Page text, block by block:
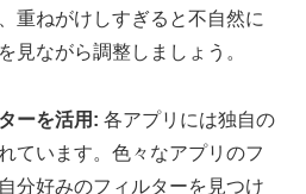
重ねがけしすぎると不自然に
見ながら調整しましょう。
ーを活用: 各アプリには独自の
ています。色々なアプリのフ
分好みのフィルターを見つけ